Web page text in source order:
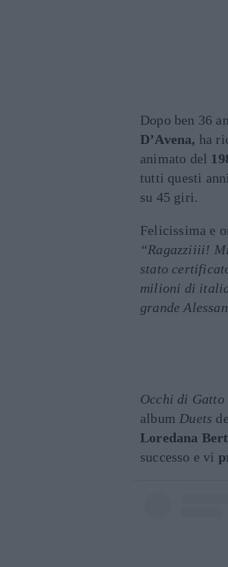
Dopo ben 36
D’Avena, ha
animato del
tutti questi
su 45 giri.
Felicissima e
“Ragazziiii!
stato
milioni di
grande
Occhi di Gatto
album Duets
Loredana
successo e vi